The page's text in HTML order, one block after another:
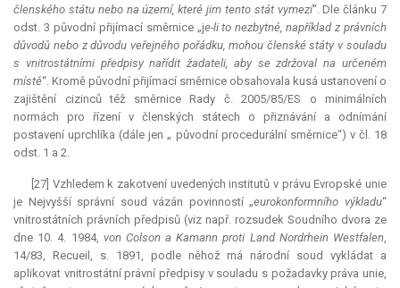
členského státu nebo na území, které jim tento stát vymezí“. Dle článku 7
odst. 3 původní přijímací směrnice „je-li to nezbytné, například z právních
důvodů nebo z důvodu veřejného pořádku, mohou členské státy v souladu
s vnitrostátními předpisy nařídit žadateli, aby se zdržoval na určeném
místě“. Kromě původní přijímací směrnice obsahovala kusá ustanovení o
zajištění cizinců též směrnice Rady č. 2005/85/ES o minimálních
normách pro řízení v členských státech o přiznávání a odnímání
postavení uprchlíka (dále jen „ původní procedurální směrnice“) v čl. 18
odst. 1 a 2.
[27] Vzhledem k zakotvení uvedených institutů v právu Evropské unie
je Nejvyšší správní soud vázán povinností „eurokonformního výkladu“
vnitrostátních právních předpisů (viz např. rozsudek Soudního dvora ze
dne 10. 4. 1984, von Colson a Kamann proti Land Nordrhein Westfalen,
14/83, Recueil, s. 1891, podle něhož má národní soud vykládat a
aplikovat vnitrostátní právní předpisy v souladu s požadavky práva unie,